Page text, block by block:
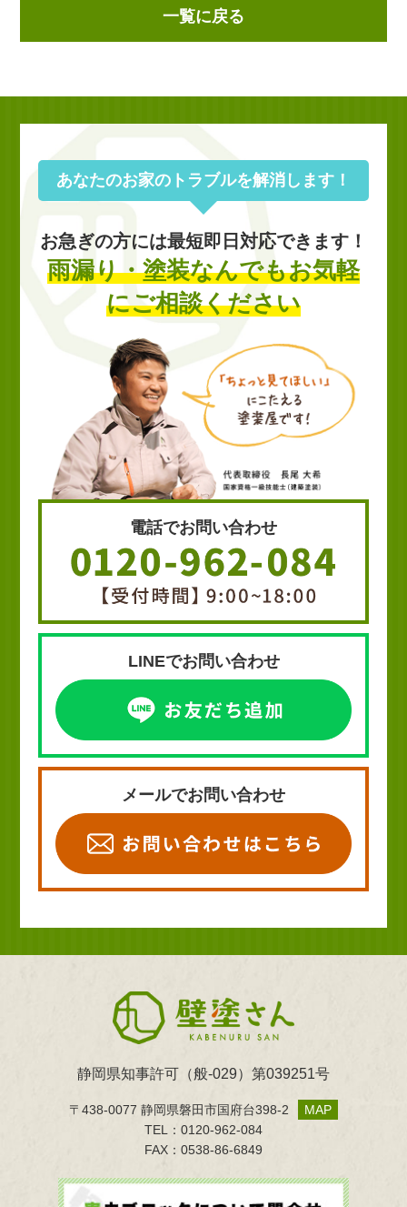
一覧に戻る
あなたのお家のトラブルを解消します！
お急ぎの方には最短即日対応できます！
雨漏り・塗装なんでもお気軽
にご相談ください
電話でお問い合わせ
LINEでお問い合わせ
メールでお問い合わせ
静岡県知事許可（般-029）第039251号
〒438-0077 静岡県磐田市国府台398-2
MAP
TEL：0120-962-084
FAX：0538-86-6849